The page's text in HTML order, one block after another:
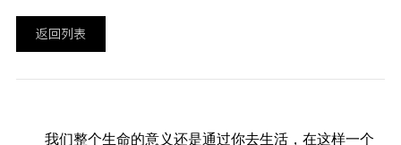
返回列表
我们整个生命的意义还是通过你去生活，在这样一个